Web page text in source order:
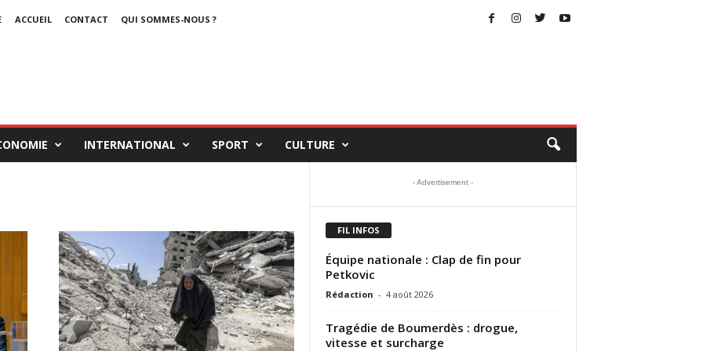
ACCUEIL CONTACT
QUI SOMMES-NOUS ?
INTERNATIONAL SPORT CULTURE
- Advertisement -
FIL INFOS
Équipe nationale : Clap de fin pour
Petkovic
Rédaction - 4 août 2026
Tragédie de Boumerdès : drogue,
vitesse et surcharge